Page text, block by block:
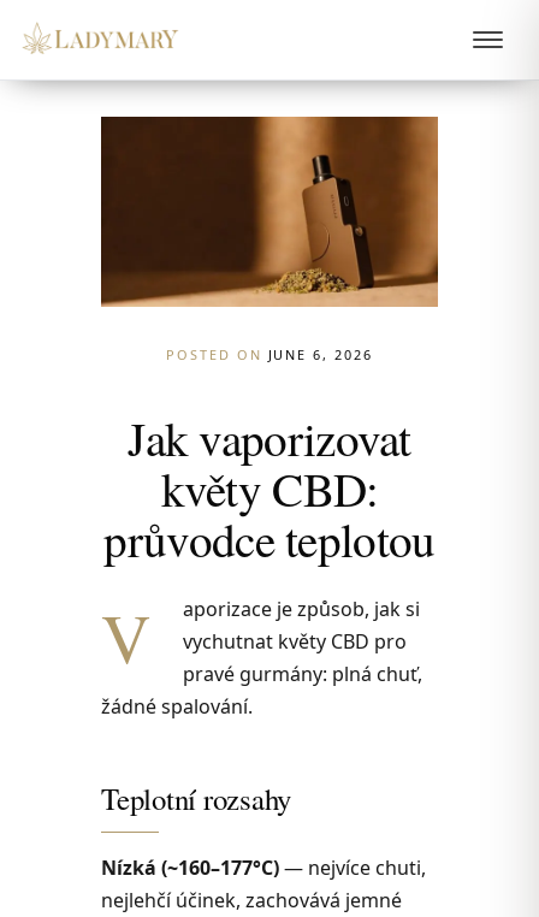
POSTED ON JUNE 6, 2026
Jak vaporizovat
květy CBD:
průvodce teplotou
V
aporizace je způsob, jak si
vychutnat květy CBD pro
pravé gurmány: plná chuť,
žádné spalování.
Teplotní rozsahy
Nízká (~160–177°C)— nejvíce chuti,
nejlehčí účinek, zachovává jemné